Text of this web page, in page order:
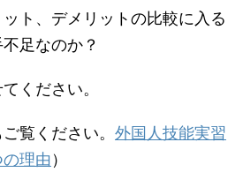
ト、デメリットの比較に入る
足なのか？
ください。
覧ください。 外国人技能実習
理由）